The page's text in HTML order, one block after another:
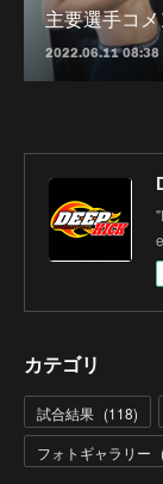
主要選手コメ
2022.06.11 08:38
カテゴリ
試合結果 (118)
フォトギャラリー